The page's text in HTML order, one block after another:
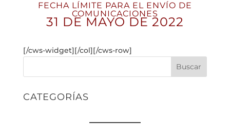
FECHA LÍMITE PARA EL ENVÍO DE
COMUNICACIONES
31 DE MAYO DE 2022
[/cws-widget][/col][/cws-row]
Buscar
CATEGORÍAS